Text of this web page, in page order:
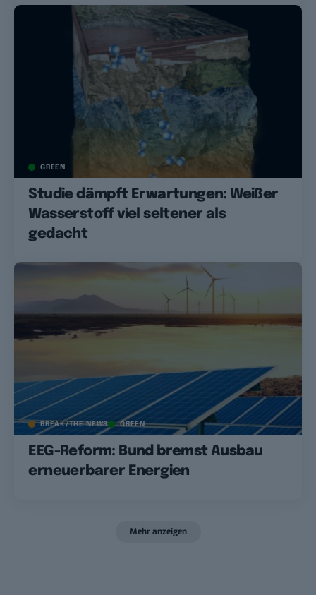
GREEN
Studie dämpft Erwartungen: Weißer
Wasserstoff viel seltener als
gedacht
BREAK/THE NEWS GREEN
EEG-Reform: Bund bremst Ausbau
erneuerbarer Energien
Mehr anzeigen